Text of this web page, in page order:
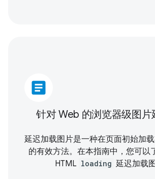
article
针对 Web 的浏览器级图片
延迟加载图片是一种在页面初始加
的有效方法。在本指南中，您可以
HTML loading 延迟加载图